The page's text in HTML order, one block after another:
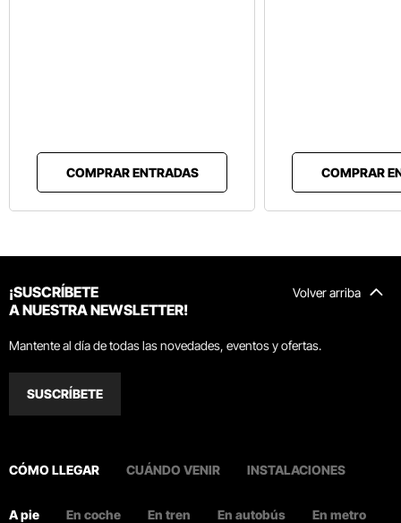
COMPRAR ENTRADAS COMPRAR
Volver arriba
¡SUSCRÍBETE
A NUESTRA NEWSLETTER!
Mantente al día de todas las novedades, eventos y ofertas.
SUSCRÍBETE
CÓMO LLEGAR CUÁNDO VENIR INSTALACIONES
A pie En coche En tren En autobús En metro